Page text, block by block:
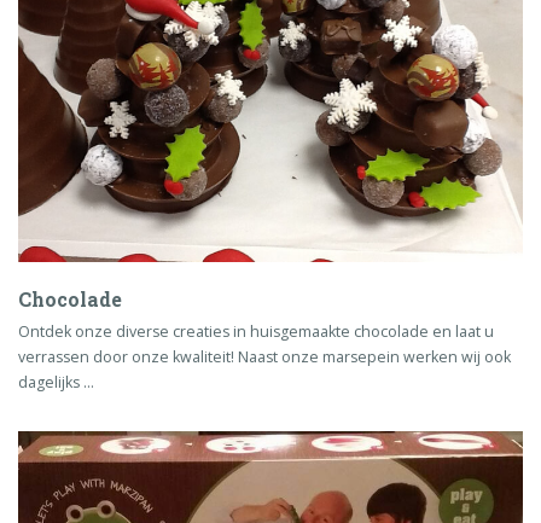
Chocolade
Ontdek onze diverse creaties in huisgemaakte chocolade en laat u
verrassen door onze kwaliteit! Naast onze marsepein werken wij ook
dagelijks …